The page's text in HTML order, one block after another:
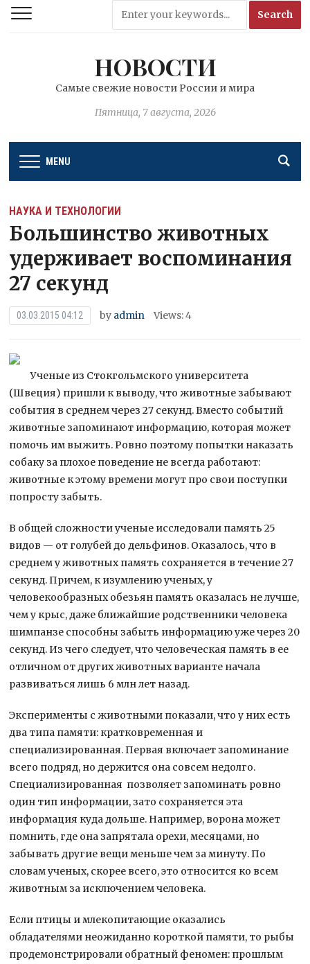
НОВОСТИ
Самые свежие новости России и мира
Пятница, 7 августа, 2026
MENU
НАУКА И ТЕХНОЛОГИИ
Большинство животных
удерживает воспоминания
27 секунд
03.03.2015 04:12 by admin Views: 4
Ученые из Стокгольмского университета
(Швеция) пришли к выводу, что животные забывают
события в среднем через 27 секунд. Вместо событий
животные запоминают информацию, которая может
помочь им выжить. Ровно поэтому попытки наказать
собаку за плохое поведение не всегда работают:
животные к этому времени могут про свои поступки
попросту забыть.
В общей сложности ученые исследовали память 25
видов — от голубей до дельфинов. Оказалось, что в
среднем у животных память сохраняется в течение 27
секунд. Причем, к изумлению ученых, у
человекообразных обезьян память оказалась не лучше,
чем у крыс, даже ближайшие родственники человека
шимпанзе способны забыть информацию уже через 20
секунд. Из чего следует, что человеческая память в ее
отличном от других животных варианте начала
развиваться лишь 6 млн лет назад.
Эксперименты с животными показали, что у них есть
два типа памяти: кратковременная и
специализированная. Первая включает запоминание
всего подряд, но держится она совсем недолго.
Специализированная позволяет запоминать ровно
один тип информации, зато сохраняется эта
информация куда дольше. Например, ворона может
помнить, где она запрятала орехи, месяцами, но
забывать другие вещи меньше чем за минуту. По
словам ученых, скорее всего, это относится ко всем
животным за исключением человека.
Если птицы и млекопитающие оказались
обладателями неожиданно короткой памяти, то рыбы
продемонстрировали обратный феномен: прошлым